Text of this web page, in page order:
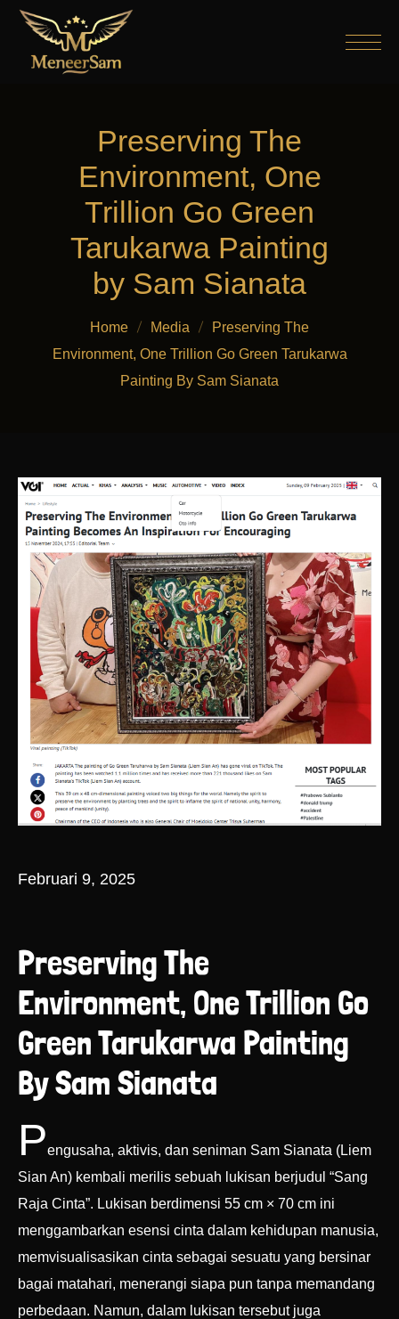
Preserving The
Environment, One
Trillion Go Green
Tarukarwa Painting
by Sam Sianata
Home Media
Preserving The
Environment, One Trillion Go Green Tarukarwa
Painting By Sam Sianata
Februari 9, 2025
Preserving The
Environment, One Trillion Go
Green Tarukarwa Painting
By Sam Sianata
Pengusaha, aktivis, dan seniman Sam Sianata (Liem
Sian An) kembali merilis sebuah lukisan berjudul “Sang
Raja Cinta”. Lukisan berdimensi 55 cm × 70 cm ini
menggambarkan esensi cinta dalam kehidupan manusia,
memvisualisasikan cinta sebagai sesuatu yang bersinar
bagai matahari, menerangi siapa pun tanpa memandang
perbedaan. Namun, dalam lukisan tersebut juga